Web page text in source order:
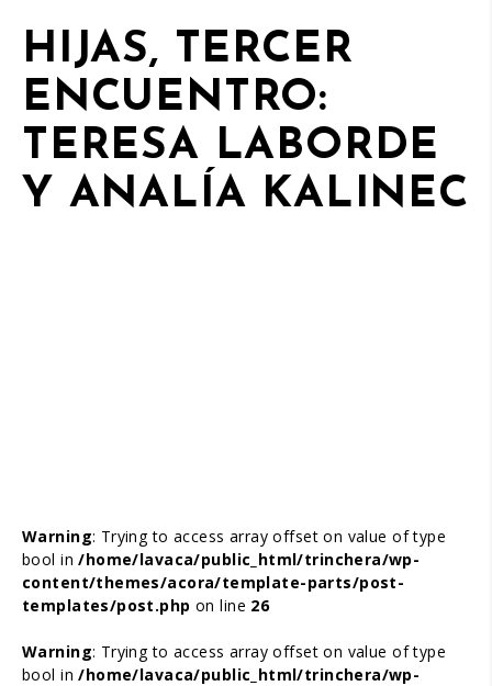
HIJAS, TERCER
ENCUENTRO:
TERESA LABORDE
Y ANALÍA KALINEC
Warning: Trying to access array offset on value of type
bool in/home/lavaca/public_html/trinchera/wp-
content/themes/acora/template-parts/post-
templates/post.php on line 26
Warning: Trying to access array offset on value of type
bool in/home/lavaca/public_html/trinchera/wp-